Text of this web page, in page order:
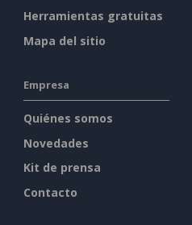
Herramientas gratuitas
Mapa del sitio
Empresa
Quiénes somos
Novedades
Kit de prensa
Contacto